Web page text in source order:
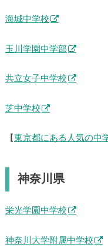
海城中学校
玉川学園中学部
共立女子中学校
芝中学校
【 東京都にある人気の中
神奈川県
栄光学園中学校
神奈川大学附属中学校